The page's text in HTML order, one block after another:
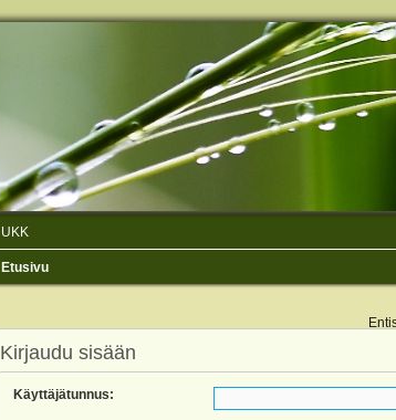
UKK
Etusivu
Kirjaudu sisään
Käyttäjätunnus: